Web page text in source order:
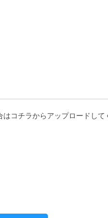
コチラからアップロードして